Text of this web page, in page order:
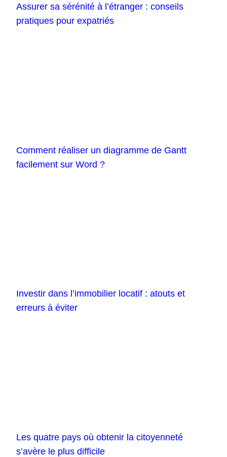
Assurer sa sérénité à l’étranger : conseils
pratiques pour expatriés
Comment réaliser un diagramme de Gantt
facilement sur Word ?
Investir dans l’immobilier locatif : atouts et
erreurs à éviter
Les quatre pays où obtenir la citoyenneté
s’avère le plus difficile